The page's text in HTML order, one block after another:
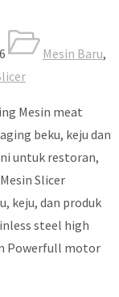
Mesin Baru,
Mesin meat
beku, keju dan
untuk restoran,
Slicer
keju, dan produk
steel high
Powerfull motor